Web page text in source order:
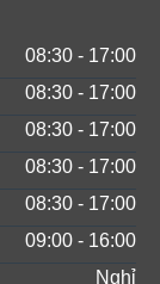
08:30 - 17:00
08:30 - 17:00
08:30 - 17:00
08:30 - 17:00
08:30 - 17:00
09:00 - 16:00
Nghỉ